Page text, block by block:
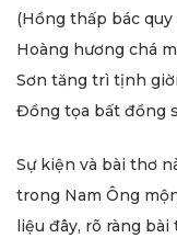
(Hồng thấp bác quy
Hoàng hương chá
Sơn tăng trì tịnh giời
Đồng tọa bất đồng
Sự kiện và bài thơ
trong Nam Ông
liệu đây, rõ ràng